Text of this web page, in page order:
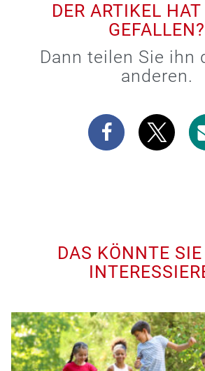
DER ARTIKEL
GEFALLEN?
Dann teilen Sie ihn
anderen.
DAS KÖNNTE